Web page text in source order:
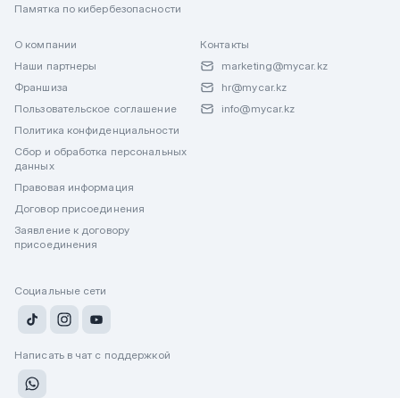
Памятка по кибербезопасности
О компании
Наши партнеры
Франшиза
Пользовательское соглашение
Политика конфиденциальности
Сбор и обработка персональных
данных
Правовая информация
Договор присоединения
Заявление к договору
присоединения
Контакты
marketing@mycar.kz
hr@mycar.kz
info@mycar.kz
Социальные сети
Написать в чат с поддержкой